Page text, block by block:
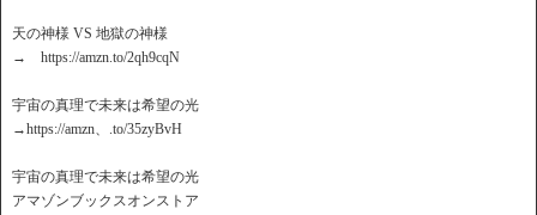
天の神様 VS 地獄の神様
→ https://amzn.to/2qh9cqN
宇宙の真理で未来は希望の光
→https://amzn、.to/35zyBvH
宇宙の真理で未来は希望の光
アマゾンブックスオンストア